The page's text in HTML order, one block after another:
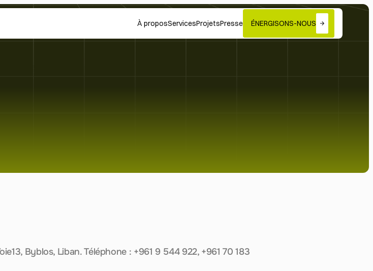
À proposServicesProjetsPresse ÉNERGISONS-NOUS
Byblos, Liban. Téléphone : +961 9 544 922, +961 70 183